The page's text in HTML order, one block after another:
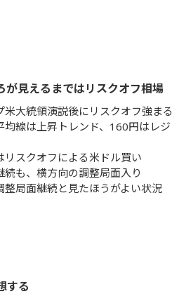
が見えるまではリスクオフ相場
大統領演説後にリスクオフ強まる
線は上昇トレンド、160円はレジ
スクオフによる米ドル買い
も、横方向の調整局面入り
局面継続と見たほうがよい状況
する